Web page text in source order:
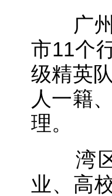
广州
市11个
级精英
人一籍
理。
湾区
业、高